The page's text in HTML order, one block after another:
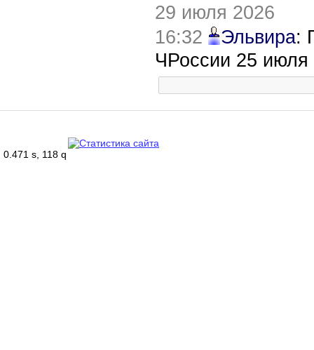
29 июля 2026
16:32
Эльвира:
ЧРоссии 25 июля
0.471 s, 118 q